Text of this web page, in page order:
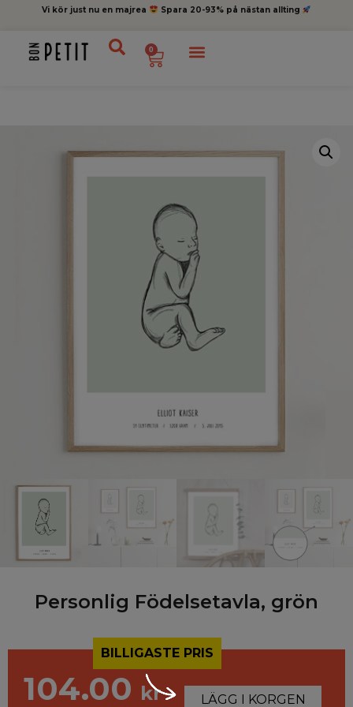
Vi kör just nu en majrea Spara 20-93% på nästan allting
0
Personlig Födelsetavla, grön
BILLIGASTE PRIS
104.00 kr LÄGG I KORGEN